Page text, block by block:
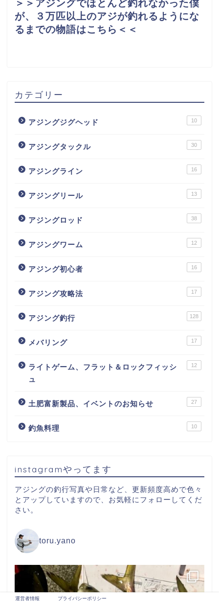
＞＞アジングでほとんど釣れなかった僕
が、３万匹以上のアジが釣れるようにな
るまでの物語はこちら＜＜
カテゴリー
アジングジグヘッド 10
アジングタックル 30
アジングライン 16
アジングリール 13
アジングロッド 38
アジングワーム 12
アジング初心者 16
アジング攻略法 17
アジング釣行 128
メバリング 17
ライトゲーム、フラット＆ロックフィッシ
ュ
12
土肥富新製品、イベントのお知らせ 27
釣魚料理 10
instagramやってます
アジングの釣行写真や日常など、更新頻度高めで色々
とアップしていますので、お気軽にフォローしてくだ
さい。
toru.yano
運営者情報 プライバシーポリシー